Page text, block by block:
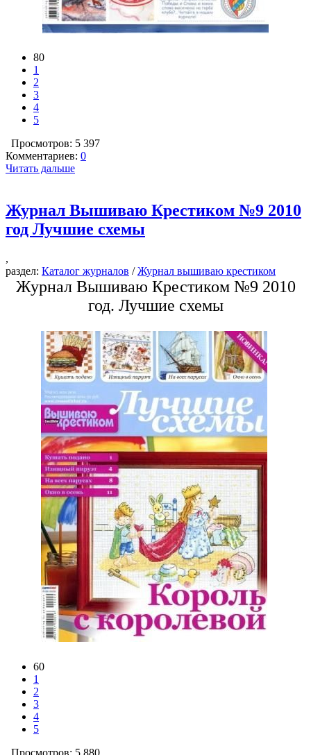
80
1
2
3
4
5
Просмотров: 5 397
Комментариев: 0
Читать дальше
Журнал Вышиваю Крестиком №9 2010
год Лучшие схемы
,
раздел: Каталог журналов /Журнал вышиваю крестиком
Журнал Вышиваю Крестиком №9 2010
год. Лучшие схемы
60
1
2
3
4
5